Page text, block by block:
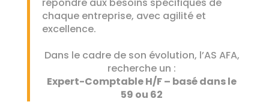
chaque entreprise, avec agilité et
excellence.
Dans le cadre de son évolution, l’AS AFA,
recherche un :
Expert-Comptable H/F – basé dans le
59 ou 62